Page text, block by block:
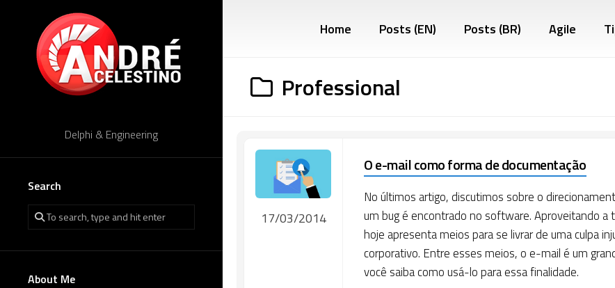
Delphi & Engineering
Search
About Me
Home Posts (EN) Posts (BR) Agile
Professional
17/03/2014
O e-mail como forma de documentação
No últimos artigo, discutimos sobre o
um bug é encontrado no software. Aproveitando a
hoje apresenta meios para se livrar de uma culpa
corporativo. Entre esses meios, o e-mail é um
você saiba como usá-lo para essa finalidade.